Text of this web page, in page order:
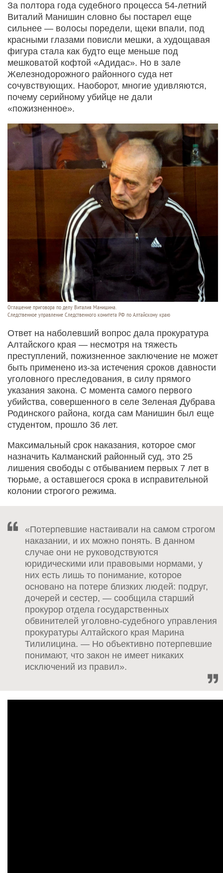
За полтора года судебного процесса 54-летний
Виталий Манишин словно бы постарел еще
сильнее — волосы поредели, щеки впали, под
красными глазами повисли мешки, а худощавая
фигура стала как будто еще меньше под
мешковатой кофтой «Адидас». Но в зале
Железнодорожного районного суда нет
сочувствующих. Наоборот, многие удивляются,
почему серийному убийце не дали
«пожизненное».
Оглашение приговора по делу Виталия Манишина.
Следственное управление Следственного комитета РФ по Алтайскому краю
Ответ на наболевший вопрос дала прокуратура
Алтайского края — несмотря на тяжесть
преступлений, пожизненное заключение не может
быть применено из-за истечения сроков давности
уголовного преследования, в силу прямого
указания закона. С момента самого первого
убийства, совершенного в селе Зеленая Дубрава
Родинского района, когда сам Манишин был еще
студентом, прошло 36 лет.
Максимальный срок наказания, которое смог
назначить Калманский районный суд, это 25
лишения свободы с отбыванием первых 7 лет в
тюрьме, а оставшегося срока в исправительной
колонии строгого режима.
«Потерпевшие настаивали на самом строгом
наказании, и их можно понять. В данном
случае они не руководствуются
юридическими или правовыми нормами, у
них есть лишь то понимание, которое
основано на потере близких людей: подруг,
дочерей и сестер, — сообщила старший
прокурор отдела государственных
обвинителей уголовно-судебного управления
прокуратуры Алтайского края Марина
Тилилицина. — Но объективно потерпевшие
понимают, что закон не имеет никаких
исключений из правил».